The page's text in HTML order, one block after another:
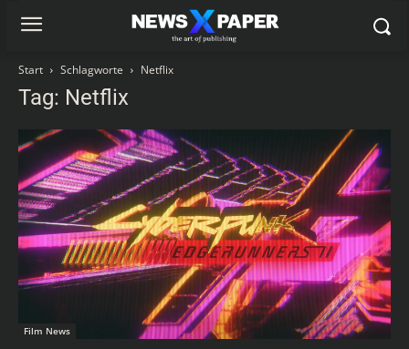
Start Schlagworte Netflix
Tag: Netflix
Film News